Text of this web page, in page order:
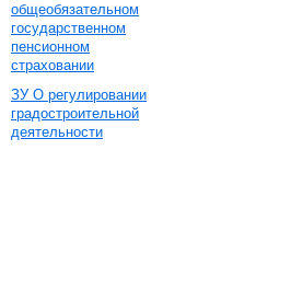
общеобязательном
государственном
пенсионном
страховании
ЗУ О регулировании
градостроительной
деятельности